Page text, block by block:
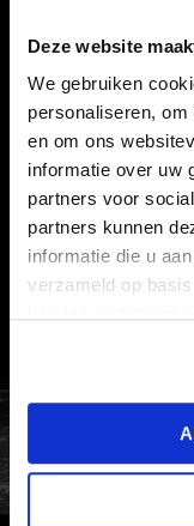
Deze website
We gebruiken
personaliseren,
en om ons
informatie over uw
partners voor
partners kunnen
informatie die u
verzameld op
SUPPORTERS
Informatie
VEELGESTELDE
CONTACT
WERKEN BIJ
FC